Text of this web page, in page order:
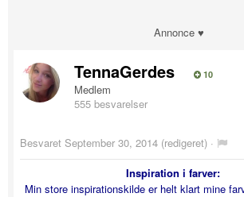
Annonce ♥
TennaGerdes 10
Medlem
555 besvarelser
Besvaret September 30, 2014 (redigeret) ·
Inspiration i farver:
Min store inspirationskilde er helt klart mine